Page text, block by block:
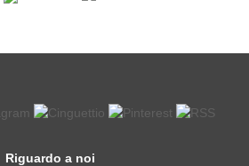
Riguardo a noi